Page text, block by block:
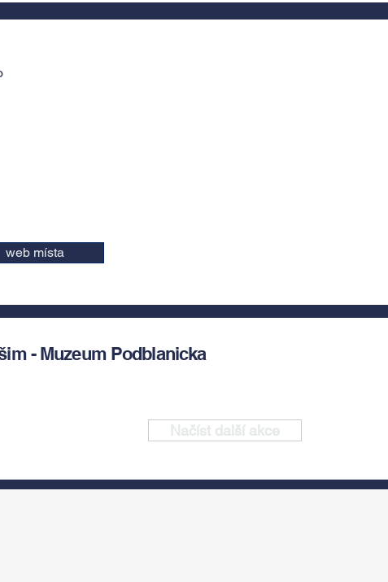
web místa
- Muzeum Podblanicka
Načíst další akce